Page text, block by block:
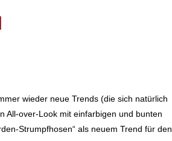
wieder neue Trends (die sich natürlich
All-over-Look mit einfarbigen und bunten
Strumpfhosen“ als neuem Trend für den